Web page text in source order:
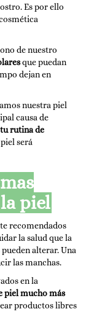
Es por ello
de nuestro
que puedan
dejan en
nuestra piel
causa de
rutina de
será
piel
recomendados
la salud que la
alterar. Una
las manchas.
en la
piel mucho más
productos libres